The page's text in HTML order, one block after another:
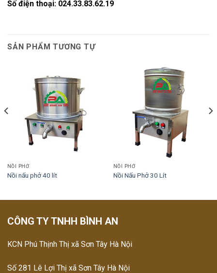
Số điện thoại: 024.33.83.62.19
SẢN PHẨM TƯƠNG TỰ
NỒI PHỞ
Nồi nấu phở 40 lít
NỒI PHỞ
Nồi Nấu Phở 30 Lít
CÔNG TY TNHH BÌNH AN
KCN Phú Thịnh Thị xã Sơn Tây Hà Nội
Số 281 Lê Lợi Thị xã Sơn Tây Hà Nội